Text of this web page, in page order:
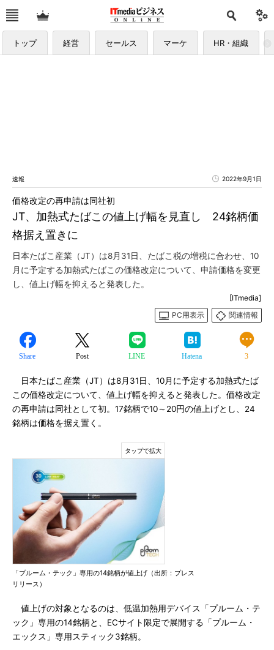
トップ 経営 セールス マーケ HR・組織
速報 2022年9月1日
JT、加熱式たばこの値上げ幅を見直し 24銘柄価
格据え置きに
価格改定の再申請は同社初
日本たばこ産業（JT）は8月31日、たばこ税の増税に合わせ、10
月に予定する加熱式たばこの価格改定について、申請価格を変更
し、値上げ幅を抑えると発表した。
[ITmedia]
PC用表示
関連情報
Share Post LINE Hatena 3
日本たばこ産業（JT）は8月31日、10月に予定する加熱式たば
この価格改定について、値上げ幅を抑えると発表した。価格改定
の再申請は同社として初。17銘柄で10～20円の値上げとし、24
銘柄は価格を据え置く。
「プルーム・テック」専用の14銘柄が値上げ（出所：プレス
リリース）
値上げの対象となるのは、低温加熱用デバイス「プルーム・テ
ック」専用の14銘柄と、ECサイト限定で展開する「プルーム・
エックス」専用スティック3銘柄。